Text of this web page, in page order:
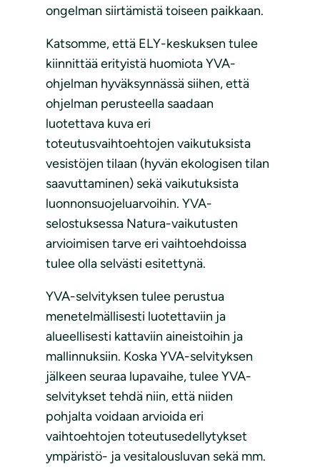
ongelman siirtämistä toiseen paikkaan.
Katsomme, että ELY-keskuksen tulee
kiinnittää erityistä huomiota YVA-
ohjelman hyväksynnässä siihen, että
ohjelman perusteella saadaan
luotettava kuva eri
toteutusvaihtoehtojen vaikutuksista
vesistöjen tilaan (hyvän ekologisen tilan
saavuttaminen) sekä vaikutuksista
luonnonsuojeluarvoihin. YVA-
selostuksessa Natura-vaikutusten
arvioimisen tarve eri vaihtoehdoissa
tulee olla selvästi esitettynä.
YVA-selvityksen tulee perustua
menetelmällisesti luotettaviin ja
alueellisesti kattaviin aineistoihin ja
mallinnuksiin. Koska YVA-selvityksen
jälkeen seuraa lupavaihe, tulee YVA-
selvitykset tehdä niin, että niiden
pohjalta voidaan arvioida eri
vaihtoehtojen toteutusedellytykset
ympäristö- ja vesitalousluvan sekä mm.